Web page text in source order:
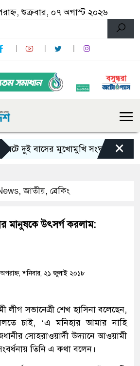
শুক্রবার, ০৭ অগাস্ট ২০২৬
বাসের মুখোমুখি সংঘর্ষে নিহত বেড়ে ৯
×
,জাতীয়, ব্রেকিং
মানুষকে উৎসর্গ করলাম:
শনিবার, ২১ জুলাই ২০১৮
লীগ সভানেত্রী শেখ হাসিনা বলেছেন,
চাই, ‘এ মনিহার আমার নাহি
সোহরাওয়ার্দী উদ্যানে আওয়ামী
তিনি এ কথা বলেন।